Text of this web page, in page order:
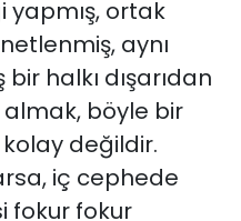
yapmış, ortak
aynı
halkı dışarıdan
böyle bir
değildir.
iç cephede
fokur fokur